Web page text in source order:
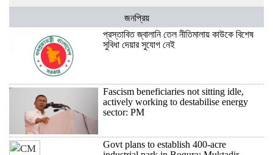
জনপ্রিয়
প্রস্তাবিত জ্বালানি তেল নীতিমালায় কাউকে বিশেষ
সুবিধা দেয়ার সুযোগ নেই
Fascism beneficiaries not sitting idle,
actively working to destabilise energy
sector: PM
Govt plans to establish 400-acre